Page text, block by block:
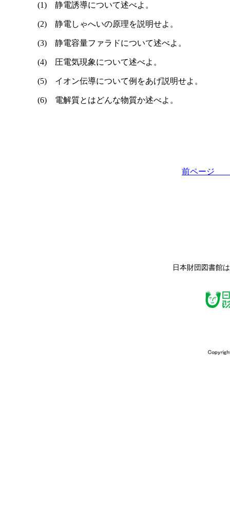
(1) 静電誘導について述べよ。
(2) 静電しゃへいの原理を説明せよ。
(3) 静電容量ファラドについて述べよ。
(4) 圧電気現象について述べよ。
(5) イオン伝導について例をあげ説明せよ。
(6) 電解質とはどんな物質か述べよ。
前ペー
日本財団図書館